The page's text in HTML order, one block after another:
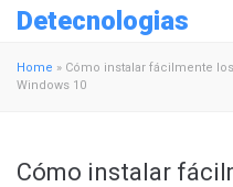
Detecnologias
Home » Cómo instalar fácilmente
Windows 10
Cómo instalar